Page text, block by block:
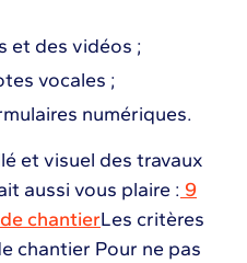
et des vidéos ;
vocales ;
numériques.
et visuel des travaux
aussi vous plaire : 9
chantierLes critères
chantier Pour ne pas